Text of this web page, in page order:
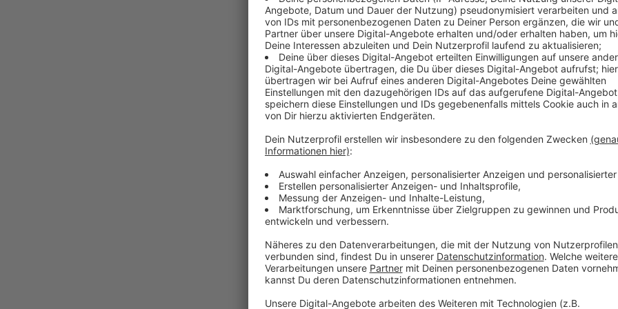
An der Uni Bielefeld haben Forscher einen
ist auf der Basis des verbreiteten PCR-Tests
verbessert, in dem sie geschaut haben, wie er
Moment dauert die Auswertung eines Coronatests
neue Test aus Bielefeld braucht nur 16 Minuten.
er nicht zugelassen – doch sobald es grünes Licht
Tests in der Stunde möglich. Das würde helfen das
Regionen mit vielen Neuinfektionen – auch Urlaub
Anzeige
DGN